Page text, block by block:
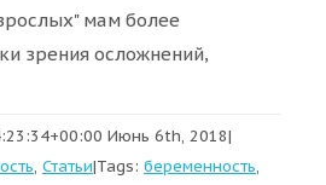
мам более
зрения осложнений,
Июнь 6th, 2018|
, Статьи|Tags: беременность,